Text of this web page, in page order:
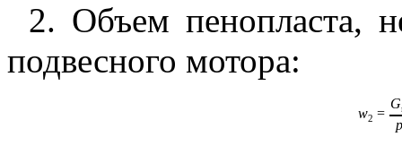
2. Объем пенопласта,
подвесного мотора:
w2 =
G
p